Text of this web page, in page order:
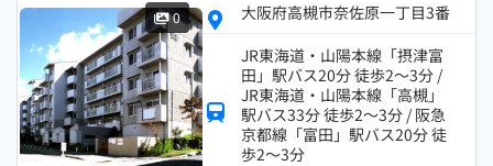
0
大阪府高槻市奈佐原一丁目3番
JR東海道・山陽本線「摂津富
田」駅バス20分 徒歩2～3分 /
JR東海道・山陽本線「高槻」
駅バス33分 徒歩2～3分 / 阪急
京都線「富田」駅バス20分 徒
歩2～3分